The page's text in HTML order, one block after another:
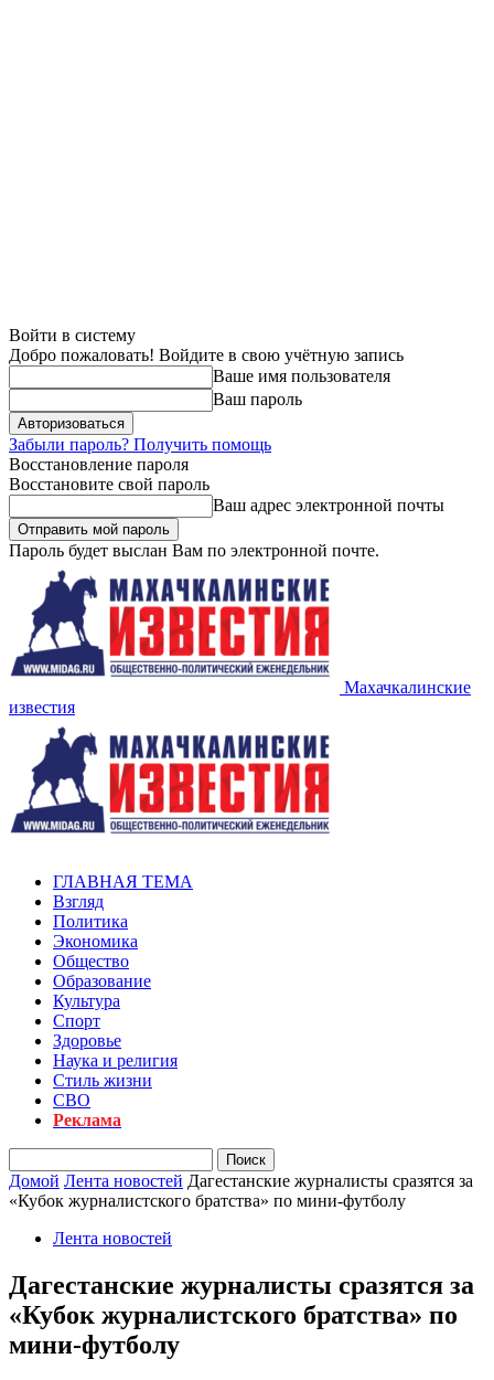
Войти в систему
Добро пожаловать! Войдите в свою учётную запись
Ваше имя пользователя
Ваш пароль
Забыли пароль? Получить помощь
Восстановление пароля
Восстановите свой пароль
Ваш адрес электронной почты
Пароль будет выслан Вам по электронной почте.
Махачкалинские
известия
ГЛАВНАЯ ТЕМА
Взгляд
Политика
Экономика
Общество
Образование
Культура
Спорт
Здоровье
Наука и религия
Стиль жизни
СВО
Реклама
Домой Лента новостей Дагестанские журналисты сразятся за
«Кубок журналистского братства» по мини-футболу
Лента новостей
Дагестанские журналисты сразятся за
«Кубок журналистского братства» по
мини-футболу